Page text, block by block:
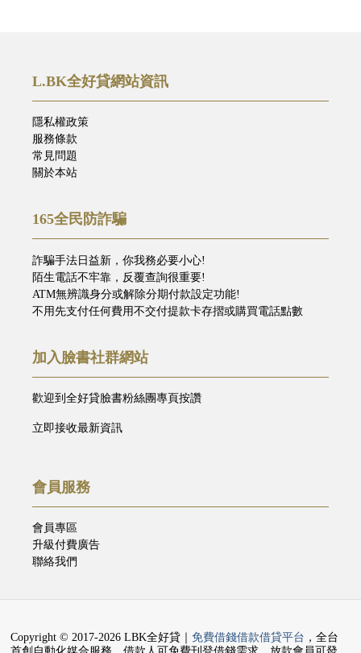
L.BK全好貸網站資訊
隱私權政策
服務條款
常見問題
關於本站
165全民防詐騙
詐騙手法日益新，你我務必要小心!
陌生電話不牢靠，反覆查詢很重要!
ATM無辨識身分或解除分期付款設定功能!
不用先支付任何費用不交付提款卡存摺或購買電話點數
加入臉書社群網站
歡迎到全好貸臉書粉絲團專頁按讚
立即接收最新資訊
會員服務
會員專區
升級付費廣告
聯絡我們
Copyright © 2017-2026 LBK全好貸｜ 免費借錢借款借貸平台 ，全台